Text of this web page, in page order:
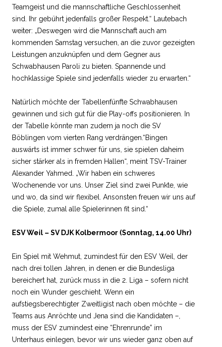
Teamgeist und die mannschaftliche Geschlossenheit
sind. Ihr gebührt jedenfalls großer Respekt.“ Lautebach
weiter: „Deswegen wird die Mannschaft auch am
kommenden Samstag versuchen, an die zuvor gezeigten
Leistungen anzuknüpfen und dem Gegner aus
Schwabhausen Paroli zu bieten. Spannende und
hochklassige Spiele sind jedenfalls wieder zu erwarten.“
Natürlich möchte der Tabellenfünfte Schwabhausen
gewinnen und sich gut für die Play-offs positionieren. In
der Tabelle könnte man zudem ja noch die SV
Böblingen vom vierten Rang verdrängen.“Bingen
auswärts ist immer schwer für uns, sie spielen daheim
sicher stärker als in fremden Hallen“, meint TSV-Trainer
Alexander Yahmed. „Wir haben ein schweres
Wochenende vor uns. Unser Ziel sind zwei Punkte, wie
und wo, da sind wir flexibel. Ansonsten freuen wir uns auf
die Spiele, zumal alle Spielerinnen fit sind.“
ESV Weil – SV DJK Kolbermoor (Sonntag, 14.00 Uhr)
Ein Spiel mit Wehmut, zumindest für den ESV Weil, der
nach drei tollen Jahren, in denen er die Bundesliga
bereichert hat, zurück muss in die 2. Liga – sofern nicht
noch ein Wunder geschieht. Wenn ein
aufstiegsberechtigter Zweitligist nach oben möchte – die
Teams aus Anröchte und Jena sind die Kandidaten –,
muss der ESV zumindest eine “Ehrenrunde” im
Unterhaus einlegen, bevor wir uns wieder ganz oben auf